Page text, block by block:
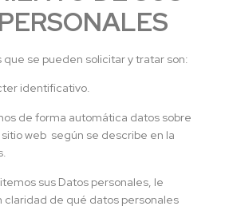
que se pueden solicitar y tratar son:
identificativo.
de forma automática datos sobre
web según se describe en la
sus Datos personales, le
claridad de qué datos personales